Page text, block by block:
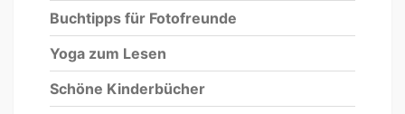
Buchtipps für Fotofreunde
Yoga zum Lesen
Schöne Kinderbücher